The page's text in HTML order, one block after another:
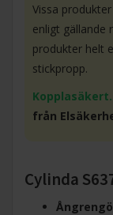
Vissa
enligt gällande
produkter helt
stickpropp.
från
Cylinda